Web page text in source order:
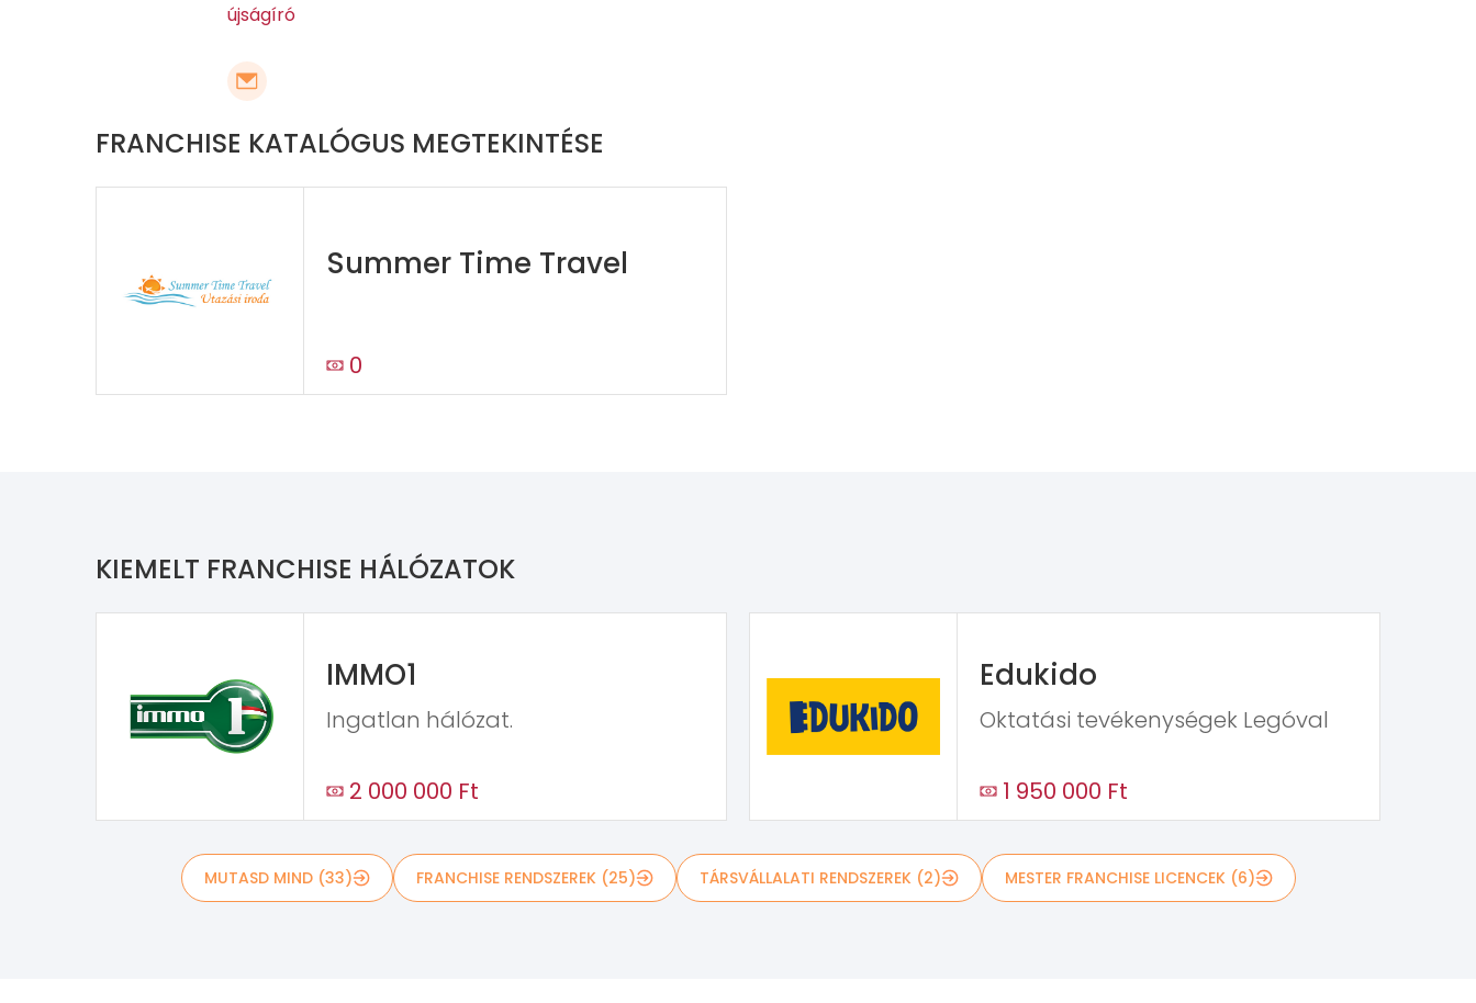
újságíró
FRANCHISE KATALÓGUS MEGTEKINTÉSE
Summer Time Travel
0
KIEMELT FRANCHISE HÁLÓZATOK
IMMO1
Ingatlan hálózat.
2 000 000 Ft
Edukido
Oktatási tevékenységek Legóval
1 950 000 Ft
MUTASD MIND (33) FRANCHISE RENDSZEREK (25) TÁRSVÁLLALATI RENDSZEREK (2) MESTER FRANCHISE LICENCEK (6)